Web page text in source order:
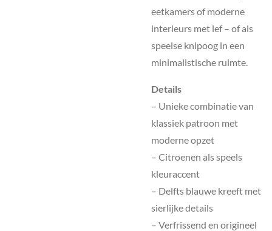
eetkamers of moderne
interieurs met lef – of als
speelse knipoog in een
minimalistische ruimte.
Details
– Unieke combinatie van
klassiek patroon met
moderne opzet
– Citroenen als speels
kleuraccent
– Delfts blauwe kreeft met
sierlijke details
– Verfrissend en origineel